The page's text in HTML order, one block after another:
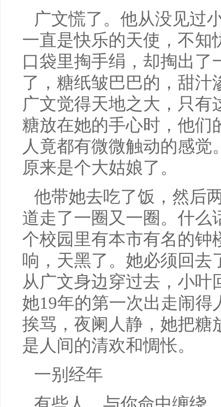
广文慌了。他从没见过
一直是快乐的天使，不知
口袋里掏手绢，却掏出了
了，糖纸皱巴巴的，甜汁
广文觉得天地之大，只有
糖放在她的手心时，他们
人竟都有微微触动的感
原来是个大姑娘了。
他带她去吃了饭，然后
道走了一圈又一圈。什么
个校园里有本市有名的钟
响，天黑了。她必须回去
从广文身边穿过去，小叶
她19年的第一次出走闹
挨骂，夜阑人静，她把糖
是人间的清欢和惆怅。
一别经年